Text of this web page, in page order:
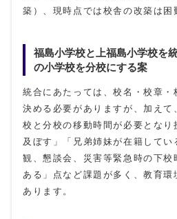
築）、現時点では校舎の改築は困
福島小学校と上福島小学校を
の小学校を分校にする案
統合にあたっては、校名・校章・
決める必要がありますが、加え
校と分校の移動時間が必要となり
及ぼす」「兄弟姉妹が在籍してい
観、懇談会、災害等緊急時の下
ある」点など課題が多く、教育
あります。